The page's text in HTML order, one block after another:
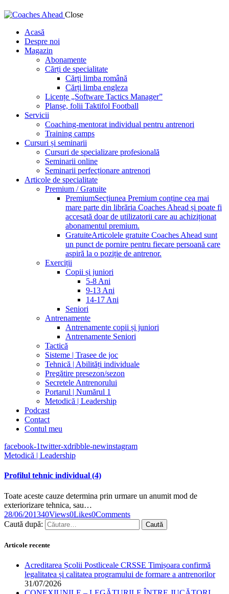
Close
Acasă
Despre noi
Magazin
Abonamente
Cărți de specialitate
Cărți limba română
Cărți limba engleza
Licențe „Software Tactics Manager”
Planșe, folii Taktifol Football
Servicii
Coaching-mentorat individual pentru antrenori
Training camps
Cursuri și seminarii
Cursuri de specializare profesională
Seminarii online
Seminarii perfecționare antrenori
Articole de specialitate
Premium / Gratuite
PremiumSecțiunea Premium conține cea mai
mare parte din librăria Coaches Ahead și poate fi
accesată doar de utilizatorii care au achiziționat
abonamentul premium.
GratuiteArticolele gratuite Coaches Ahead sunt
un punct de pornire pentru fiecare persoană care
aspiră la o poziție de antrenor.
Exerciții
Copii și juniori
5-8 Ani
9-13 Ani
14-17 Ani
Seniori
Antrenamente
Antrenamente copii și juniori
Antrenamente Seniori
Tactică
Sisteme | Trasee de joc
Tehnică | Abilități individuale
Pregătire presezon/sezon
Secretele Antrenorului
Portarul | Numărul 1
Metodică | Leadership
Podcast
Contact
Contul meu
facebook-1twitter-xdribble-newinstagram
Metodică | Leadership
Profilul tehnic individual (4)
Toate aceste cauze determina prin urmare un anumit mod de
exteriorizare tehnica, sau…
28/06/201340Views0Likes0Comments
Caută după:
Articole recente
Acreditarea Școlii Postliceale CRSSE Timișoara confirmă
legalitatea și calitatea programului de formare a antrenorilor
31/07/2026